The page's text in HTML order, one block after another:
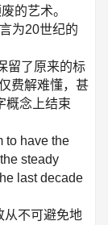
的艺术。
为20世纪的
留了原来的标
费解难懂，甚
概念上结束
to have the
steady
last decade
从不可避免地